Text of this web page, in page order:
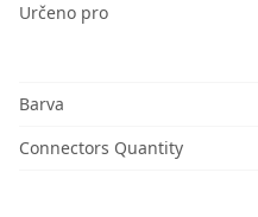
Určeno pro
Barva
Connectors Quantity